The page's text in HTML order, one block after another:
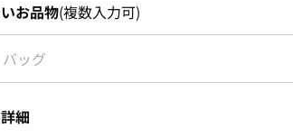
お品物(複数入力可)
細